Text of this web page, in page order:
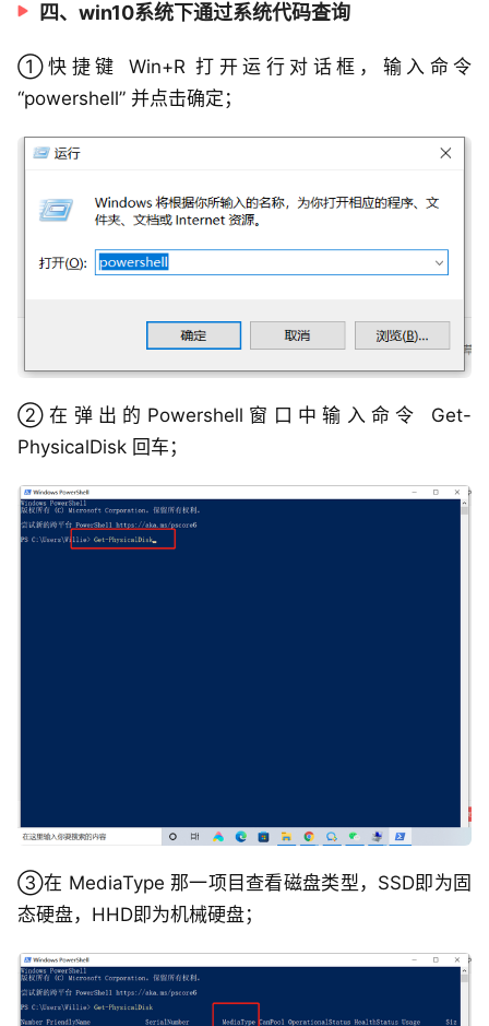
四、win10系统下通过系统代码查询
①快捷键 Win+R 打开运行对话框，输入命令
“powershell” 并点击确定；
②在弹出的Powershell窗口中输入命令 Get-
PhysicalDisk 回车；
③在 MediaType 那一项目查看磁盘类型，SSD即为固
态硬盘，HHD即为机械硬盘；